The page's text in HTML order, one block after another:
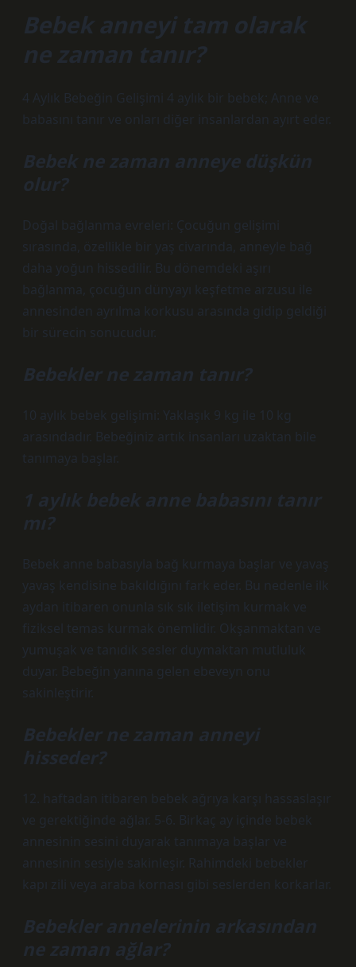
Bebek anneyi tam olarak
ne zaman tanır?
4 Aylık Bebeğin Gelişimi 4 aylık bir bebek; Anne ve
babasını tanır ve onları diğer insanlardan ayırt eder.
Bebek ne zaman anneye düşkün
olur?
Doğal bağlanma evreleri: Çocuğun gelişimi
sırasında, özellikle bir yaş civarında, anneyle bağ
daha yoğun hissedilir. Bu dönemdeki aşırı
bağlanma, çocuğun dünyayı keşfetme arzusu ile
annesinden ayrılma korkusu arasında gidip geldiği
bir sürecin sonucudur.
Bebekler ne zaman tanır?
10 aylık bebek gelişimi: Yaklaşık 9 kg ile 10 kg
arasındadır. Bebeğiniz artık insanları uzaktan bile
tanımaya başlar.
1 aylık bebek anne babasını tanır
mı?
Bebek anne babasıyla bağ kurmaya başlar ve yavaş
yavaş kendisine bakıldığını fark eder. Bu nedenle ilk
aydan itibaren onunla sık sık iletişim kurmak ve
fiziksel temas kurmak önemlidir. Okşanmaktan ve
yumuşak ve tanıdık sesler duymaktan mutluluk
duyar. Bebeğin yanına gelen ebeveyn onu
sakinleştirir.
Bebekler ne zaman anneyi
hisseder?
12. haftadan itibaren bebek ağrıya karşı hassaslaşır
ve gerektiğinde ağlar. 5-6. Birkaç ay içinde bebek
annesinin sesini duyarak tanımaya başlar ve
annesinin sesiyle sakinleşir. Rahimdeki bebekler
kapı zili veya araba kornası gibi seslerden korkarlar.
Bebekler annelerinin arkasından
ne zaman ağlar?